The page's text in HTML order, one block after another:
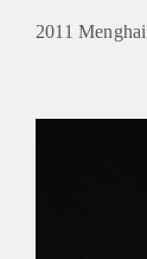
2011